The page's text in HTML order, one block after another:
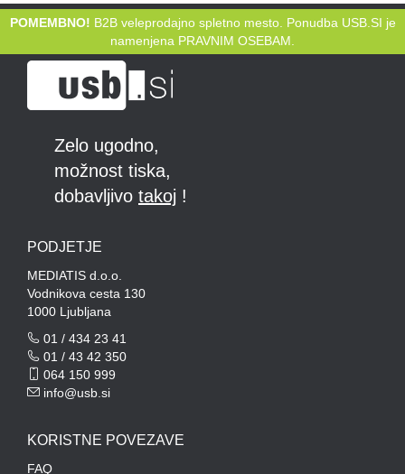
POMEMBNO! B2B veleprodajno spletno mesto. Ponudba USB.SI je
namenjena PRAVNIM OSEBAM.
Zelo ugodno,
možnost tiska,
dobavljivo takoj !
PODJETJE
MEDIATIS d.o.o.
Vodnikova cesta 130
1000 Ljubljana
01 / 434 23 41
01 / 43 42 350
064 150 999
info@usb.si
KORISTNE POVEZAVE
FAQ